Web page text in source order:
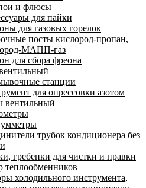
и флюсы
для пайки
для газовых горелок
посты кислород-пропан,
МАПП-газ
для сбора фреона
станции
для опрессовки азотом
вентильный
трубок кондиционера без
гребенки для чистки и правки
теплообменников
холодильного инструмента,